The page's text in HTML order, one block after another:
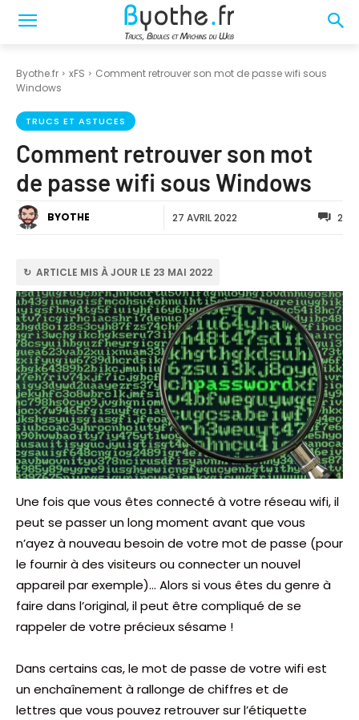
Byothe.fr xFS
Comment retrouver son mot de passe wifi sous
Windows
TRUCS ET ASTUCES
Comment retrouver son mot
de passe wifi sous Windows
BYOTHE 27 AVRIL 2022 2
↻ ARTICLE MIS À JOUR LE 23 MAI 2022
Une fois que vous êtes connecté à votre réseau wifi, il
peut se passer un long moment avant que vous
n’ayez à nouveau besoin de votre mot de passe (pour
le fournir à des visiteurs ou connecter un nouvel
appareil par exemple)… Alors si vous êtes du genre à
faire dans l’original, il peut être compliqué de se
rappeler de votre précieux sésame !
Dans certains cas, le mot de passe de votre wifi est
un enchaînement à rallonge de chiffres et de
lettres que vous pouvez retrouver sur l’étiquette